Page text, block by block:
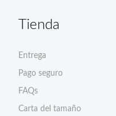
Tienda
Entrega
Pago seguro
FAQs
Carta del tamaño